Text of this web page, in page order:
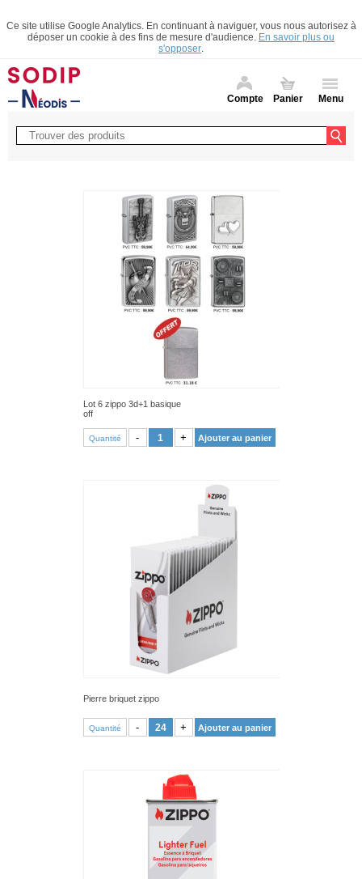
Ce site utilise Google Analytics. En continuant à naviguer, vous nous autorisez à
déposer un cookie à des fins de mesure d'audience. En savoir plus ou
s'opposer.
Compte Panier Menu
Lot 6 zippo 3d+1 basique
off
Quantité - + Ajouter au panier
Pierre briquet zippo
Quantité - + Ajouter au panier